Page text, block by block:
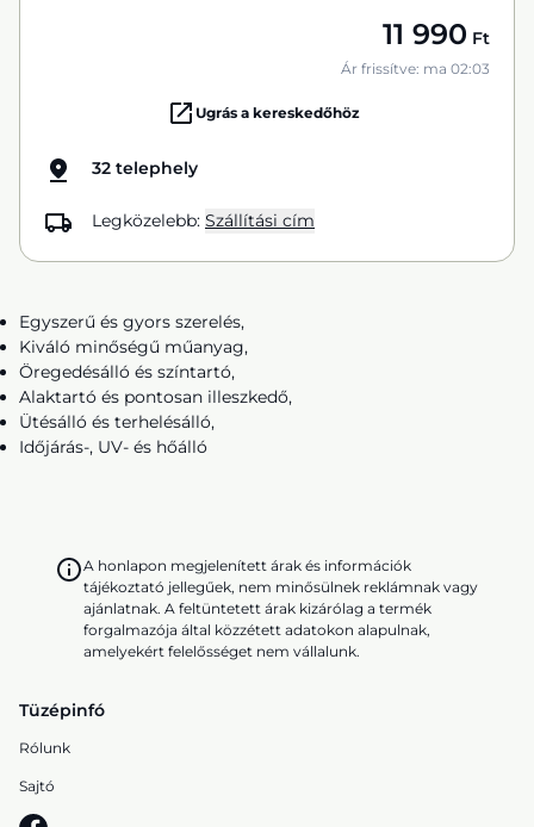
11 990 Ft
Ár frissítve: ma 02:03
Ugrás a kereskedőhöz
32 telephely
Legközelebb: Szállítási cím
Egyszerű és gyors szerelés,
Kiváló minőségű műanyag,
Öregedésálló és színtartó,
Alaktartó és pontosan illeszkedő,
Ütésálló és terhelésálló,
Időjárás-, UV- és hőálló
A honlapon megjelenített árak és információk
tájékoztató jellegűek, nem minősülnek reklámnak vagy
ajánlatnak. A feltüntetett árak kizárólag a termék
forgalmazója által közzétett adatokon alapulnak,
amelyekért felelősséget nem vállalunk.
Tüzépinfó
Rólunk
Sajtó